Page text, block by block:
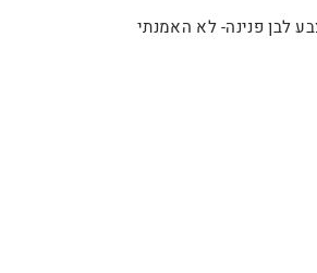
לבן פנינה- לא האמנתי